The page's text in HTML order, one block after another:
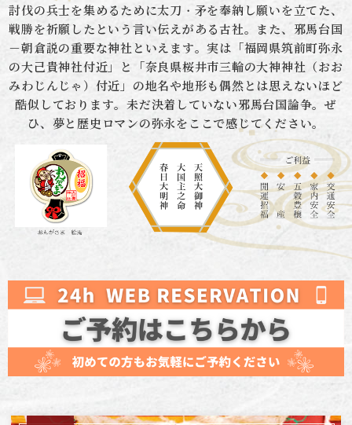
討伐の兵士を集めるために太刀・矛を奉納し願いを立てた、
戦勝を祈願したという言い伝えがある古社。 また、邪馬台国
－朝倉説の重要な神社といえます。実は「福岡県筑前町弥永
の大己貴神社付近」と「奈良県桜井市三輪の大神神社（おお
みわじんじゃ）付近」の地名や地形も偶然とは思えないほど
酷似しております。 未だ決着していない邪馬台国論争。ぜ
ひ、夢と歴史ロマンの弥永をここで感じてください。